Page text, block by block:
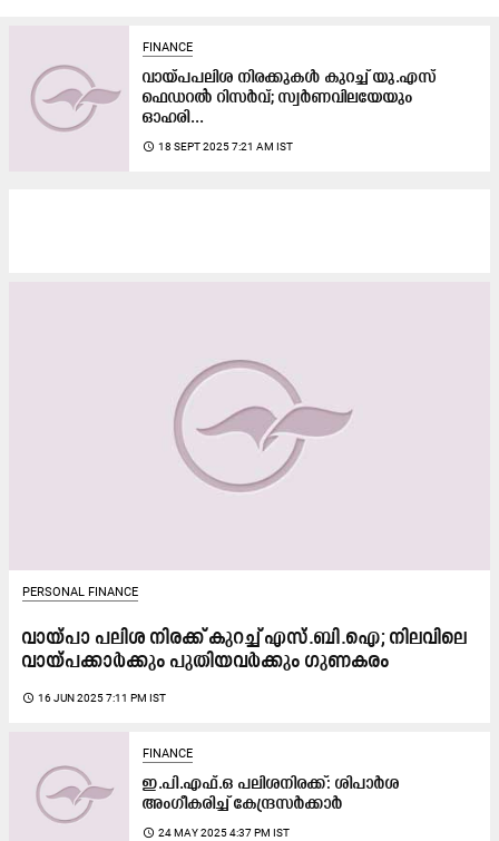
FINANCE
വായ്പപലിശ നിരക്കുകൾ കുറച്ച് യു.എസ്
ഫെഡറൽ റിസർവ്; സ്വർണവിലയേയും
ഓഹരി...
access_time 18 SEPT 2025 7:21 AM IST
PERSONAL FINANCE
വായ്പാ പലിശ നിരക്ക് കുറച്ച് എസ്.ബി.ഐ; നിലവിലെ
വായ്പക്കാർക്കും പുതിയവർക്കും ഗുണകരം
access_time 16 JUN 2025 7:11 PM IST
FINANCE
ഇ.പി.എഫ്.ഒ പലിശനിരക്ക്: ശിപാർശ
അംഗീകരിച്ച് കേന്ദ്രസർക്കാർ
access_time 24 MAY 2025 4:37 PM IST